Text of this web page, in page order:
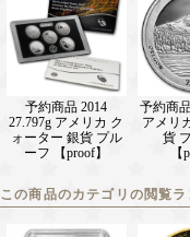
予約商品 2014
27.797g アメリカ ク
ォーター 銀貨 プル
ーフ 【proof】
予約商
アメリ
貨
この商品のカテゴリの閲覧